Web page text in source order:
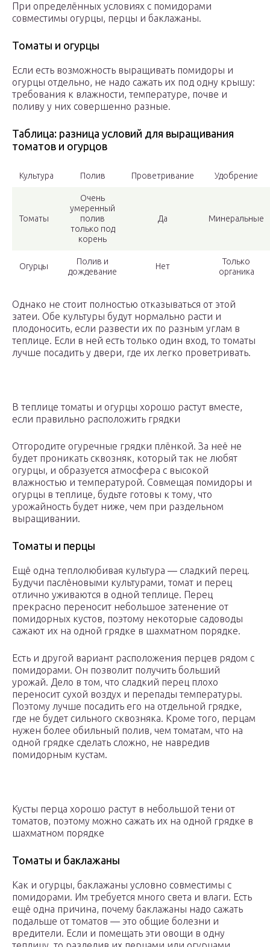
При определённых условиях с помидорами
совместимы огурцы, перцы и баклажаны.
Томаты и огурцы
Если есть возможность выращивать помидоры и
огурцы отдельно, не надо сажать их под одну крышу:
требования к влажности, температуре, почве и
поливу у них совершенно разные.
Таблица: разница условий для выращивания
томатов и огурцов
Культура Полив Проветривание Удобрение
Томаты
Очень
умеренный
полив
только под
корень
Да Минеральные
Огурцы
Полив и
дождевание
Нет
Только
органика
Однако не стоит полностью отказываться от этой
затеи. Обе культуры будут нормально расти и
плодоносить, если развести их по разным углам в
теплице. Если в ней есть только один вход, то томаты
лучше посадить у двери, где их легко проветривать.
В теплице томаты и огурцы хорошо растут вместе,
если правильно расположить грядки
Отгородите огуречные грядки плёнкой. За неё не
будет проникать сквозняк, который так не любят
огурцы, и образуется атмосфера с высокой
влажностью и температурой. Совмещая помидоры и
огурцы в теплице, будьте готовы к тому, что
урожайность будет ниже, чем при раздельном
выращивании.
Томаты и перцы
Ещё одна теплолюбивая культура — сладкий перец.
Будучи паслёновыми культурами, томат и перец
отлично уживаются в одной теплице. Перец
прекрасно переносит небольшое затенение от
помидорных кустов, поэтому некоторые садоводы
сажают их на одной грядке в шахматном порядке.
Есть и другой вариант расположения перцев рядом с
помидорами. Он позволит получить больший
урожай. Дело в том, что сладкий перец плохо
переносит сухой воздух и перепады температуры.
Поэтому лучше посадить его на отдельной грядке,
где не будет сильного сквозняка. Кроме того, перцам
нужен более обильный полив, чем томатам, что на
одной грядке сделать сложно, не навредив
помидорным кустам.
Кусты перца хорошо растут в небольшой тени от
томатов, поэтому можно сажать их на одной грядке в
шахматном порядке
Томаты и баклажаны
Как и огурцы, баклажаны условно совместимы с
помидорами. Им требуется много света и влаги. Есть
ещё одна причина, почему баклажаны надо сажать
подальше от томатов — это общие болезни и
вредители. Если и помещать эти овощи в одну